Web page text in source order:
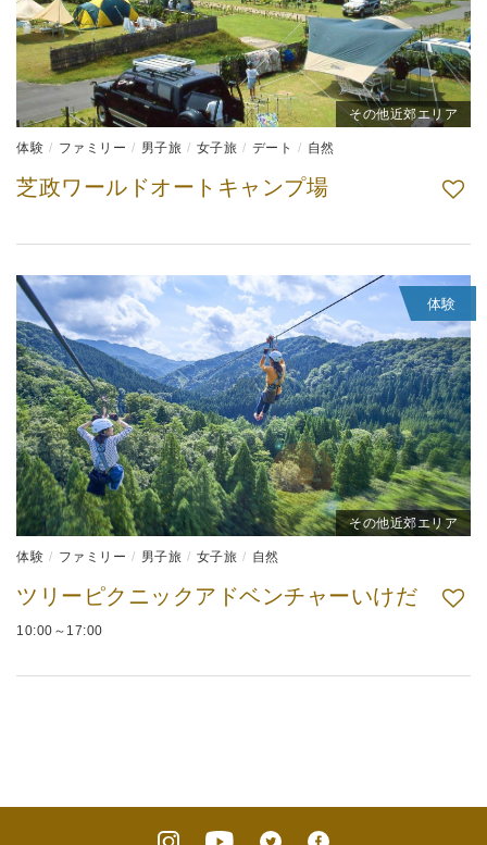
その他近郊エリア
体験 ファミリー 男子旅 女子旅 デート 自然
芝政ワールドオートキャンプ場
体験
その他近郊エリア
体験 ファミリー 男子旅 女子旅 自然
ツリーピクニックアドベンチャーいけだ
10:00～17:00